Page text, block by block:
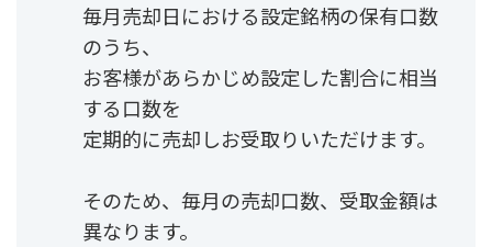
毎月売却日における設定銘柄の保有口数
のうち、
お客様があらかじめ設定した割合に相当
する口数を
定期的に売却しお受取りいただけます。
そのため、毎月の売却口数、受取金額は
異なります。